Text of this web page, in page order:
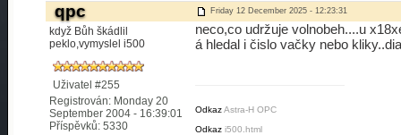
qpc Friday 12 December 2025 - 12:23:31
když Bůh škádlil
peklo,vymyslel i500
Uživatel #255
Registrován: Monday 20
September 2004 - 16:39:01
Příspěvků: 5330
neco,co udržuje volnobeh....u
á hledal i čislo vačky nebo
OdkazAstra-H OPC
Odkaz i500.html